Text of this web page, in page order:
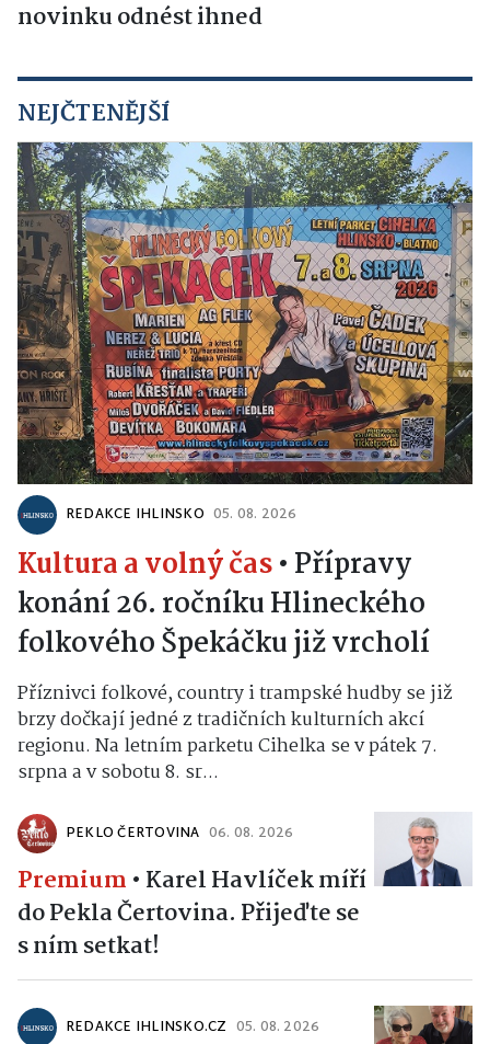
novinku odnést ihned
NEJČTENĚJŠÍ
REDAKCE IHLINSKO 05. 08. 2026
Kultura a volný čas• Přípravy
konání 26. ročníku Hlineckého
folkového Špekáčku již vrcholí
Příznivci folkové, country i trampské hudby se již
brzy dočkají jedné z tradičních kulturních akcí
regionu. Na letním parketu Cihelka se v pátek 7.
srpna a v sobotu 8. sr...
PEKLO ČERTOVINA 06. 08. 2026
Premium • Karel Havlíček míří
do Pekla Čertovina. Přijeďte se
s ním setkat!
REDAKCE IHLINSKO.CZ 05. 08. 2026